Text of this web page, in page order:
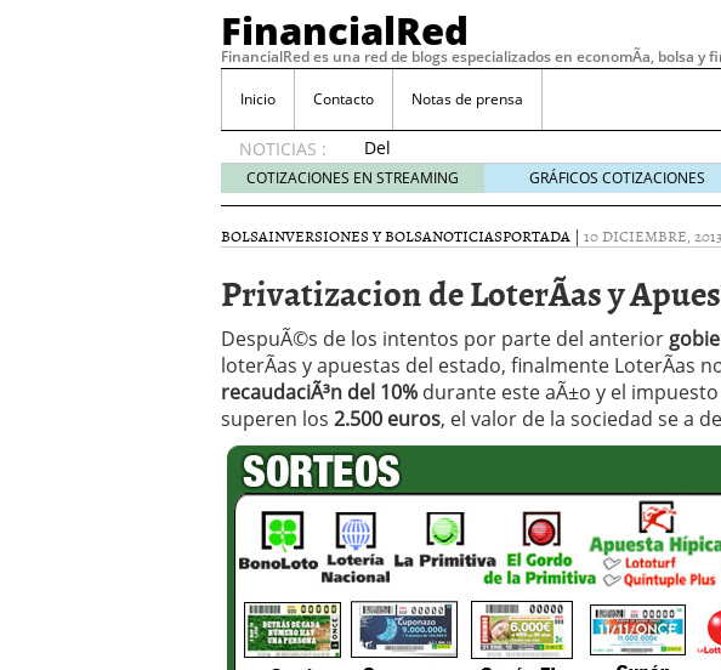
FinancialRed
FinancialRed es una red de blogs especializados en economÃ­a, bolsa y
Inicio Contacto Notas de prensa
NOTICIAS :
Del
depósito
a la
cómo
cambiando
gestión
del
ahorro
en
05/08/2026
Seguros de convenio en pymes: la obligación
descubren cuando ya es demasiado tarde
ReseÃ±a de SIFX: Lo Que Deben Saber los
Operar 29/06/2026
Crear empresa online vs proceso tradicional:
29/05/2026
CÃ³mo afrontar una baja mÃ©dica cuando
26/05/2026
COTIZACIONES EN STREAMING GRÁFICOS COTIZACIONES
BOLSAINVERSIONES Y BOLSANOTICIASPORTADA | 10 DICIEMBRE, 2013
Privatizacion de LoterÃ­as y
DespuÃ©s de los intentos por parte del anterior
loterÃ­as y apuestas del estado, finalmente LoterÃ­as
recaudaciÃ³n del 10% durante este aÃ±o y el
superen los 2.500 euros, el valor de la sociedad se a